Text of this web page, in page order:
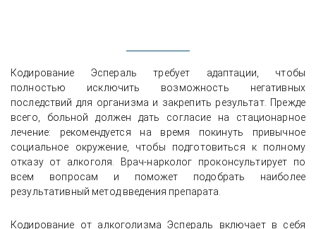
Кодирование Эспераль требует адаптации, чтобы
полностью исключить возможность негативных
последствий для организма и закрепить результат. Прежде
всего, больной должен дать согласие на стационарное
лечение: рекомендуется на время покинуть привычное
социальное окружение, чтобы подготовиться к полному
отказу от алкоголя. Врач-нарколог проконсультирует по
всем вопросам и поможет подобрать наиболее
результативный метод введения препарата.
Кодирование от алкоголизма Эспераль включает в себя